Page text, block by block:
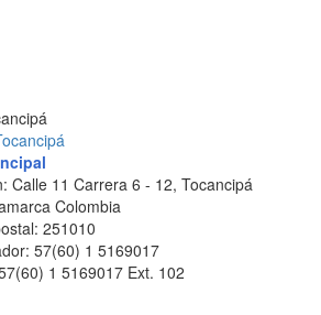
Calle 11 Carrera 6 - 12, Tocancipá
Colombia
251010
57(60) 1 5169017
1 5169017 Ext. 102